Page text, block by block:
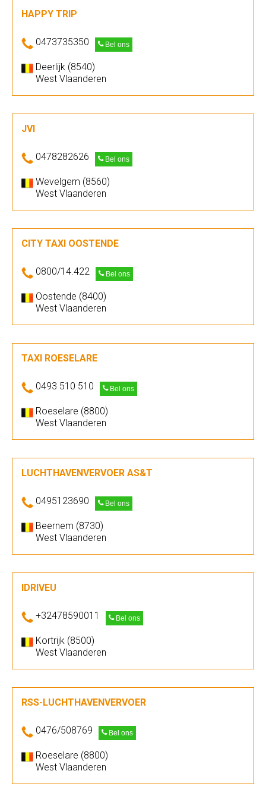
HAPPY TRIP
0473735350 Bel ons
Deerlijk (8540)
West Vlaanderen
JVI
0478282626 Bel ons
Wevelgem (8560)
West Vlaanderen
CITY TAXI OOSTENDE
0800/14.422 Bel ons
Oostende (8400)
West Vlaanderen
TAXI ROESELARE
0493 510 510 Bel ons
Roeselare (8800)
West Vlaanderen
LUCHTHAVENVERVOER AS&T
0495123690 Bel ons
Beernem (8730)
West Vlaanderen
IDRIVEU
+32478590011 Bel ons
Kortrijk (8500)
West Vlaanderen
RSS-LUCHTHAVENVERVOER
0476/508769 Bel ons
Roeselare (8800)
West Vlaanderen